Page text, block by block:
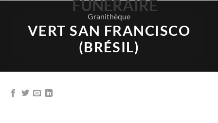
Granithèque
VERT SAN FRANCISCO
(BRÉSIL)